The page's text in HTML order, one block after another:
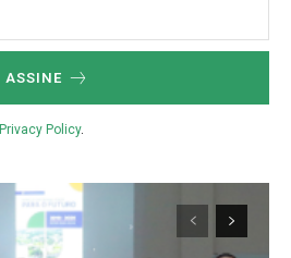
ASSINE
Privacy Policy.